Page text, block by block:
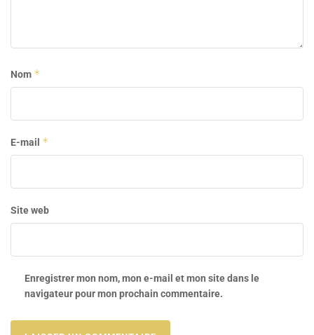
Nom *
E-mail *
Site web
Enregistrer mon nom, mon e-mail et mon site dans le
navigateur pour mon prochain commentaire.